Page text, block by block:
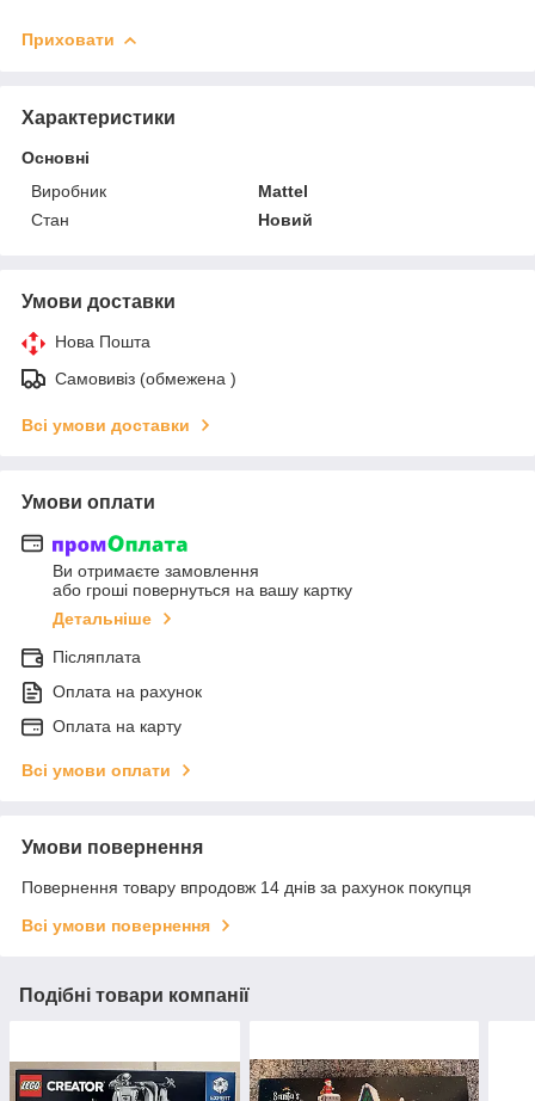
Приховати
Характеристики
Основні
Виробник
Mattel
Стан
Новий
Умови доставки
Нова Пошта
Самовивіз (обмежена )
Всі умови доставки
Умови оплати
Ви отримаєте замовлення
або гроші повернуться на вашу картку
Детальніше
Післяплата
Оплата на рахунок
Оплата на карту
Всі умови оплати
Умови повернення
Повернення товару впродовж 14 днів за рахунок покупця
Всі умови повернення
Подібні товари компанії